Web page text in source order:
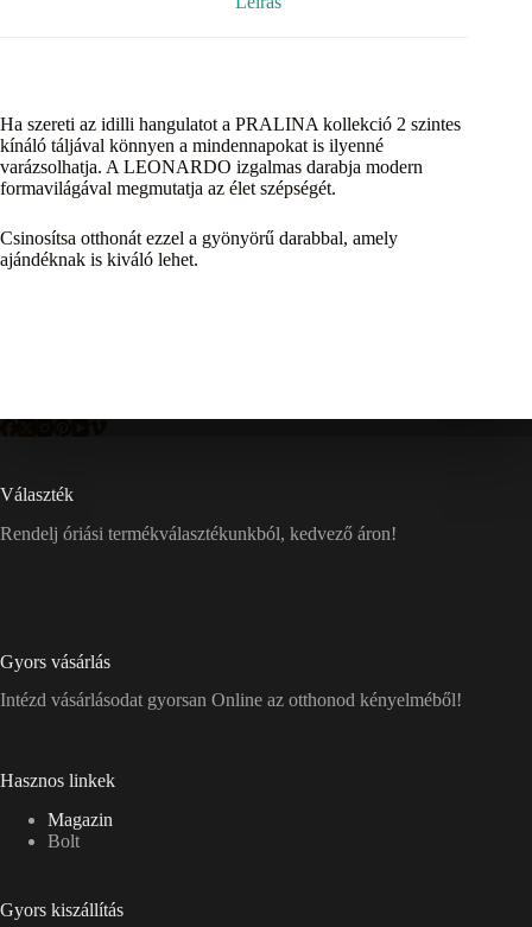
Ha szereti az idilli hangulatot a PRALINA kollekció 2 szintes
kínáló táljával könnyen a mindennapokat is ilyenné
varázsolhatja. A LEONARDO izgalmas darabja modern
formavilágával megmutatja az élet szépségét.
Csinosítsa otthonát ezzel a gyönyörű darabbal, amely
ajándéknak is kiváló lehet.
Választék
Rendelj óriási termékválasztékunkból, kedvező áron!
Gyors vásárlás
Intézd vásárlásodat gyorsan Online az otthonod kényelméből!
Hasznos linkek
Magazin
Bolt
Gyors kiszállítás